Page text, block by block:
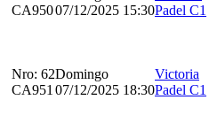
CA95007/12/2025 15:30Padel C1
Nro: 62
CA951
Domingo
07/12/2025 18:30
Victoria
Padel C1